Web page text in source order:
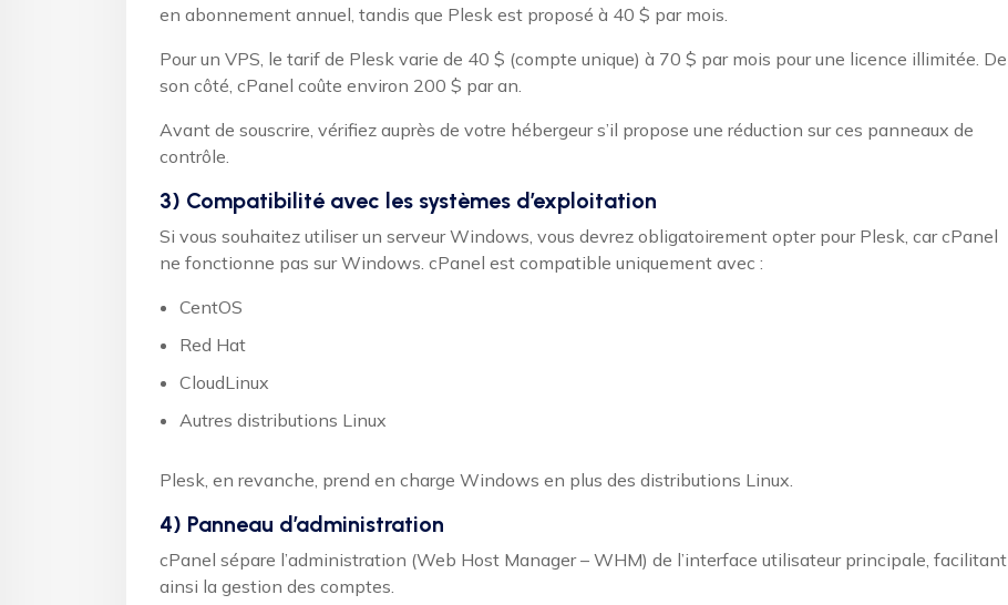
en abonnement annuel, tandis que Plesk est proposé à 40 $ par mois.
Pour un VPS, le tarif de Plesk varie de 40 $ (compte unique) à 70 $ par mois pour une licence illimitée. De
son côté, cPanel coûte environ 200 $ par an.
Avant de souscrire, vérifiez auprès de votre hébergeur s’il propose une réduction sur ces panneaux de
contrôle.
3) Compatibilité avec les systèmes d’exploitation
Si vous souhaitez utiliser un serveur Windows, vous devrez obligatoirement opter pour Plesk, car cPanel
ne fonctionne pas sur Windows. cPanel est compatible uniquement avec :
CentOS
Red Hat
CloudLinux
Autres distributions Linux
Plesk, en revanche, prend en charge Windows en plus des distributions Linux.
4) Panneau d’administration
cPanel sépare l’administration (Web Host Manager – WHM) de l’interface utilisateur principale, facilitant
ainsi la gestion des comptes.